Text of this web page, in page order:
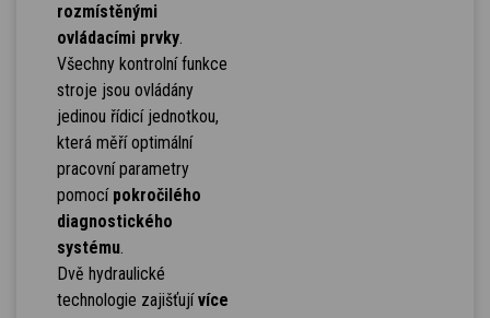
rozmístěnými
ovládacími prvky.
Všechny kontrolní funkce
stroje jsou ovládány
jedinou řídicí jednotkou,
která měří optimální
pracovní parametry
pomocí pokročilého
diagnostického
systému.
Dvě hydraulické
technologie zajišťujívíce